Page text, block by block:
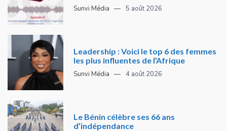
Sunvi Média 5 août 2026
Leadership : Voici le top 6 des femmes
les plus influentes de l’Afrique
Sunvi Média 4 août 2026
Le Bénin célèbre ses 66 ans
d’indépendance